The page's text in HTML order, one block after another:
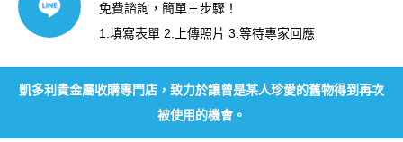
免費諮詢，簡單三步驟！
1.填寫表單 2.上傳照片 3.等待專家回應
凱多利貴金屬收購專門店，致力於讓曾是某人珍愛的舊物得到再次
被使用的機會。